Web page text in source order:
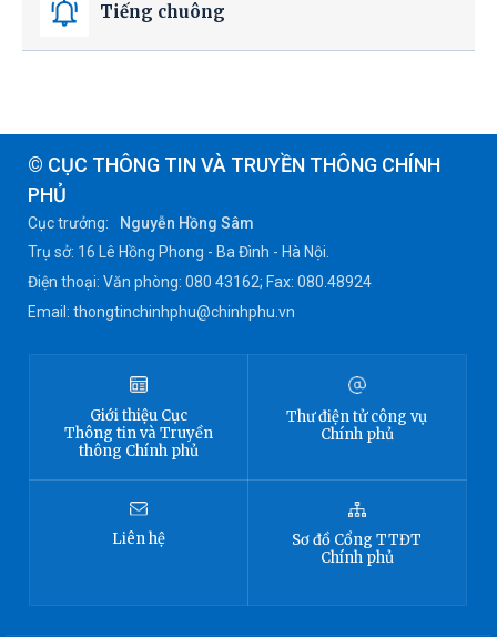
Tiếng chuông
© CỤC THÔNG TIN VÀ TRUYỀN THÔNG CHÍNH
PHỦ
Cục trưởng:
Nguyễn Hồng Sâm
Trụ sở: 16 Lê Hồng Phong - Ba Đình - Hà Nội.
Điện thoại: Văn phòng: 080 43162; Fax: 080.48924
Email: thongtinchinhphu@chinhphu.vn
Giới thiệu Cục
Thông tinvà Truyền
thông Chính phủ
Thư điện tử công vụ
Chính phủ
Liên hệ Sơ đồ Cổng TTĐT
Chính phủ